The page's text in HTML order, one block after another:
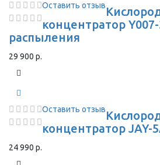
Оставить отзыв
концентратор
распыления
29 900 р.
Оставить отзыв
концентратор JAY-
24 990 р.